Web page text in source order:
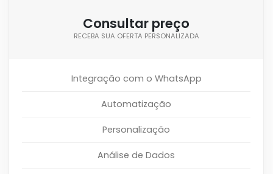
Consultar preço
RECEBA SUA OFERTA PERSONALIZADA
Integração com o WhatsApp
Automatização
Personalização
Análise de Dados